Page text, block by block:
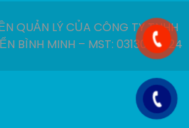
QUẢN LÝ CỦA CÔNG TY TNHH
BÌNH MINH – MST: 0313040924